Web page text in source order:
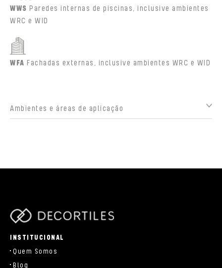
WWS Paredes internas de piscinas, inclusive ambientes
WRC e WID
WFA Fachadas externas, inclusive ambientes WRC e WID
Ambientes e áreas de aplicação
INSTITUCIONAL
Quem Somos
Blog